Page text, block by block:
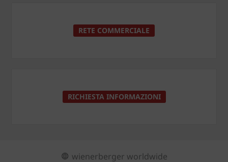
RETE COMMERCIALE
RICHIESTA INFORMAZIONI
wienerberger worldwide